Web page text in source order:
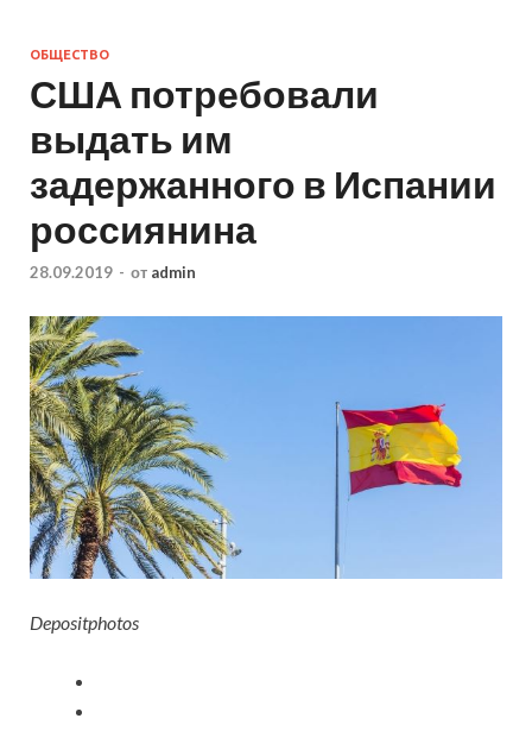
ОБЩЕСТВО
США потребовали
выдать им
задержанного в Испании
россиянина
28.09.2019 - от admin
Depositphotos